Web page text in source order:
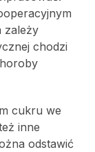
zależy
chodzi
cukru we
inne
odstawić